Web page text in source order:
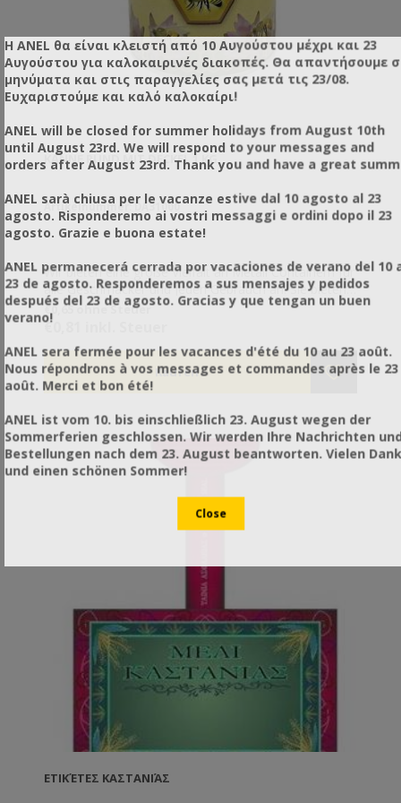
KANNE RUND MIT DECKEL 1 KG
Artikelnummer: DA31000
Wir bieten eine große Vielfalt an Metall Containern für
alle Geschmäcker und jeden Gebrauch an. Sie bieten
verschiedene und geschmacksvolle Präsentationen
Ihres Produktes an und sie sind eine ideale Lösung
kaputt gehen, so wie es Glasgefäße tun.
€0,65 ohne Steuer
€0,81 inkl. Steuer
ΕΤΙΚΈΤΕΣ ΚΑΣΤΑΝΙΆΣ
Η ANEL θα είναι κλειστή από 10 Αυγούστου μέχρι και 23
Αυγούστου για καλοκαιρινές διακοπές. Θα απαντήσουμε
μηνύματα και στις παραγγελίες σας μετά τις 23/08.
Ευχαριστούμε και καλό καλοκαίρι!
ANEL will be closed for summer holidays from August 10th
until August 23rd. We will respond to your messages and
orders after August 23rd. Thank you and have a great
ANEL sarà chiusa per le vacanze estive dal 10 agosto al 23
agosto. Risponderemo ai vostri messaggi e ordini dopo il 23
agosto. Grazie e buona estate!
ANEL permanecerá cerrada por vacaciones de verano del 10
23 de agosto. Responderemos a sus mensajes y pedidos
después del 23 de agosto. Gracias y que tengan un buen
verano!
ANEL sera fermée pour les vacances d'été du 10 au 23 août.
Nous répondrons à vos messages et commandes après le 23
août. Merci et bon été!
ANEL ist vom 10. bis einschließlich 23. August wegen der
Sommerferien geschlossen. Wir werden Ihre Nachrichten
Bestellungen nach dem 23. August beantworten. Vielen Dank
und einen schönen Sommer!